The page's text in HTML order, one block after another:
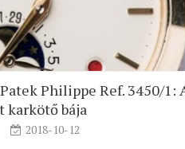
Philippe Ref. 3450/1:
karkötő bája
2018-10-12